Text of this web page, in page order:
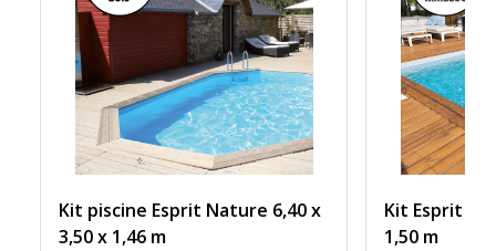
Kit piscine Esprit Nature 6,40 x
3,50 x 1,46 m
Kit Esprit
1,50 m